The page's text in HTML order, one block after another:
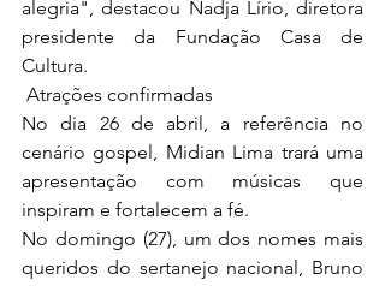
alegria", destacou Nadja Lírio, diretora
presidente da Fundação Casa de
Cultura.
Atrações confirmadas
No dia 26 de abril, a referência no
cenário gospel, Midian Lima trará uma
apresentação com músicas que
inspiram e fortalecem a fé.
No domingo (27), um dos nomes mais
queridos do sertanejo nacional, Bruno